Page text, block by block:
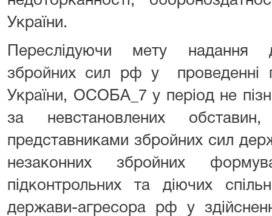
України.
Переслідуючи мету надання
збройних сил рф у проведенні
України, ОСОБА_7 у період не
за невстановлених
представниками збройних сил
незаконних збройних
підконтрольних та діючих
держави-агресора рф у